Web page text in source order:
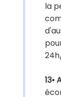
la
13•